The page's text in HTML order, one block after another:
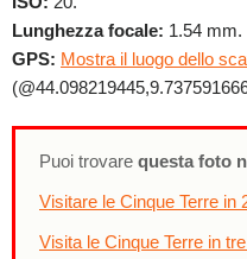
Lunghezza focale: 1.54 mm.
GPS: Mostra il luogo dello
Puoi trovare questa foto
Visitare le Cinque Terre in
Visita le Cinque Terre in